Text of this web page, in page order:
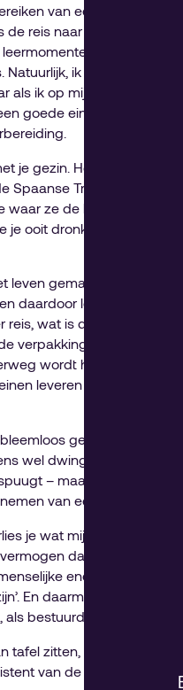
van een doel is
reis naar dat doel.
Zonder
ik weet het,
als ik op mijn
goede eindtijd vooral
je gezin. Het blijkt te
Spaanse Trappen mist
ze de beste
ooit dronk. De tocht,
leven gemakkelijk,
daardoor leeg. Als je bij
wat is dan het doel
verpakking, niet
wordt het brein
leveren menselijke
gebruiken voor
wel dwingt om alles
– maar nooit
van een beslissing.
je wat mij betreft het
dat menselijke
energie die
En daarmee verlies je
bestuurder.
tafel zitten, maar dan
van de mensen die